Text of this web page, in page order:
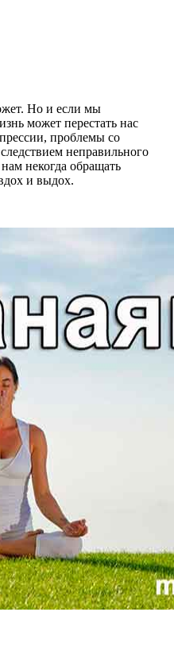
Но и если мы
может перестать нас
проблемы со
неправильного
некогда обращать
и выдох.